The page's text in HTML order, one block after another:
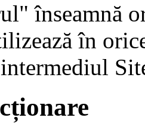
înseamnă
în